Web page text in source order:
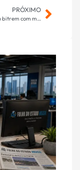
PRÓXIMO
Polícia flagra bitrem com mais de 200 pneus importados ilegalmente do Paraguai